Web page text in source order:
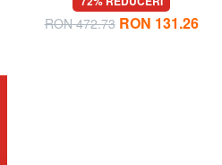
RON 472.73 RON 131.26